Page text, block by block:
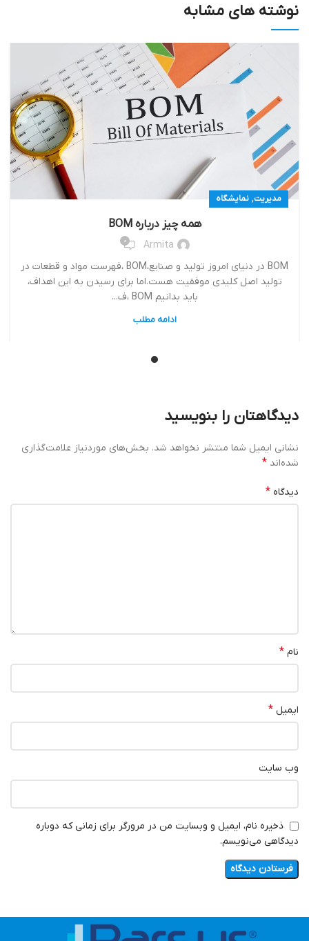
نوشته های مشابه
مدیریت, نمایشگاه
همه چیز درباره BOM
Armita
0
BOM در دنیای امروز تولید و صنایع،BOM ،فهرست مواد و قطعات در
تولید اصل کلیدی موفقیت هست.اما برای رسیدن به این اهداف،
باید بدانیم BOM ،ف...
ادامه مطلب
دیدگاهتان را بنویسید
نشانی ایمیل شما منتشر نخواهد شد. بخش‌های موردنیاز علامت‌گذاری
شده‌اند *
دیدگاه *
نام *
ایمیل *
وب‌ سایت
ذخیره نام، ایمیل و وبسایت من در مرورگر برای زمانی که دوباره
دیدگاهی می‌نویسم.